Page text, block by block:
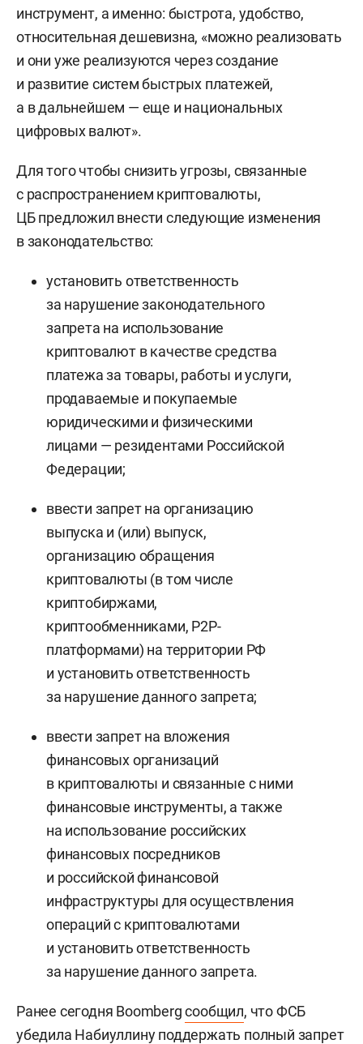
инструмент, а именно: быстрота, удобство,
относительная дешевизна, «можно реализовать
и они уже реализуются через создание
и развитие систем быстрых платежей,
а в дальнейшем — еще и национальных
цифровых валют».
Для того чтобы снизить угрозы, связанные
с распространением криптовалюты,
ЦБ предложил внести следующие изменения
в законодательство:
установить ответственность
за нарушение законодательного
запрета на использование
криптовалют в качестве средства
платежа за товары, работы и услуги,
продаваемые и покупаемые
юридическими и физическими
лицами — резидентами Российской
Федерации;
ввести запрет на организацию
выпуска и (или) выпуск,
организацию обращения
криптовалюты (в том числе
криптобиржами,
криптообменниками, P2P-
платформами) на территории РФ
и установить ответственность
за нарушение данного запрета;
ввести запрет на вложения
финансовых организаций
в криптовалюты и связанные с ними
финансовые инструменты, а также
на использование российских
финансовых посредников
и российской финансовой
инфраструктуры для осуществления
операций с криптовалютами
и установить ответственность
за нарушение данного запрета.
Ранее сегодня Boombergсообщил, что ФСБ
убедила Набиуллину поддержать полный запрет